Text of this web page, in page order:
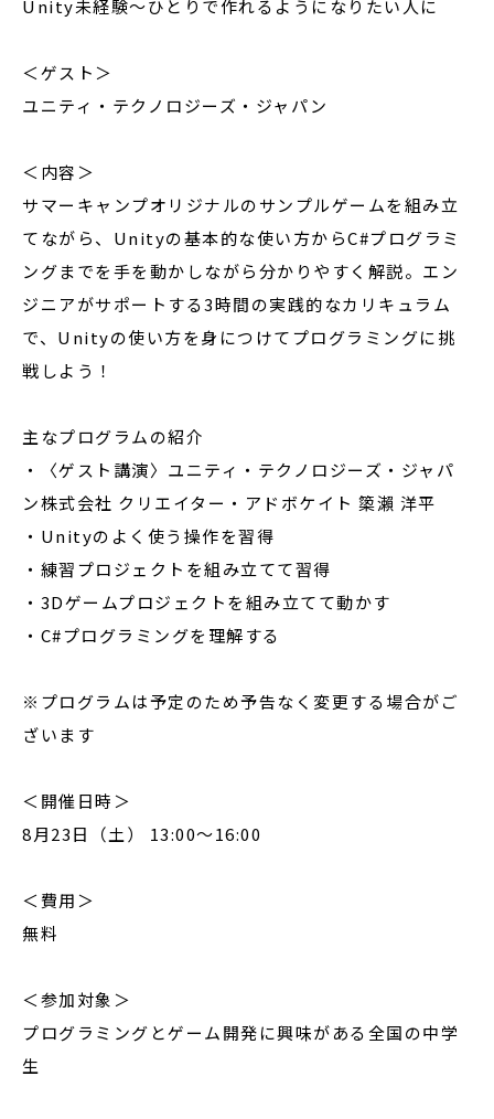
Unity未経験〜ひとりで作れるようになりたい人に
＜ゲスト＞
ユニティ・テクノロジーズ・ジャパン
＜内容＞
サマーキャンプオリジナルのサンプルゲームを組み立
てながら、Unityの基本的な使い方からC#プログラミ
ングまでを手を動かしながら分かりやすく解説。エン
ジニアがサポートする3時間の実践的なカリキュラム
で、Unityの使い方を身につけてプログラミングに挑
戦しよう！
主なプログラムの紹介
・〈ゲスト講演〉ユニティ・テクノロジーズ・ジャパ
ン株式会社 クリエイター・アドボケイト 𥱋瀨 洋平
・Unityのよく使う操作を習得
・練習プロジェクトを組み立てて習得
・3Dゲームプロジェクトを組み立てて動かす
・C#プログラミングを理解する
※プログラムは予定のため予告なく変更する場合がご
ざいます
＜開催日時＞
8月23日（土） 13:00～16:00
＜費用＞
無料
＜参加対象＞
プログラミングとゲーム開発に興味がある全国の中学
生